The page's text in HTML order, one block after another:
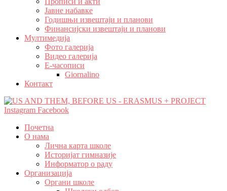
Јавне набавке
Годишњи извештаји и планови
Финансијски извештаји и планови
Мултимедија
Фото галерија
Видео галерија
Е-часописи
Giornalino
Контакт
Instagram Facebook
Почетна
О нама
Лична карта школе
Историјат гимназије
Информатор о раду
Организација
Органи школе